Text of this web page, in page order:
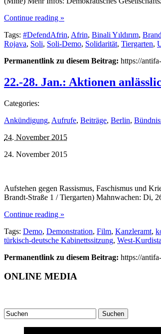
Continue reading »
Tags: #DefendAfrin, Afrin, Binali Yıldırım,
Rojava, Soli, Soli-Demo, Solidarität, Tiergarten,
Permanentlink zu diesem Beitrag: https://
22.-28. Jan.: Aktionen
Categories:
Ankündigung, Aufrufe, Beiträge, Berlin,
24. November 2015
24. November 2015
Aufstehen gegen Rassismus, Faschismus und
Brandt-Straße 1 / Tiergarten) Mahnwachen: Di,
Continue reading »
Tags: Demo, Demonstration, Film, Kanzleramt,
türkisch-deutsche Kabinettssitzung, West-
Permanentlink zu diesem Beitrag: https://
ONLINE MEDIA
Suchen